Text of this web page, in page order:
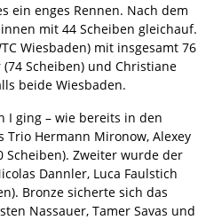
ein enges Rennen. Nach dem
mit 44 Scheiben gleichauf.
Wiesbaden) mit insgesamt 76
Scheiben) und Christiane
beide Wiesbaden.
I ging – wie bereits in den
Trio Hermann Mironow, Alexey
Scheiben). Zweiter wurde der
Dannler, Luca Faulstich
Bronze sicherte sich das
Nassauer, Tamer Savas und